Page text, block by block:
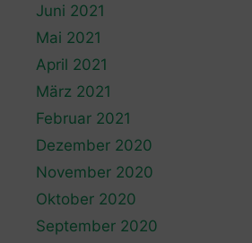
Juni 2021
Mai 2021
April 2021
März 2021
Februar 2021
Dezember 2020
November 2020
Oktober 2020
September 2020